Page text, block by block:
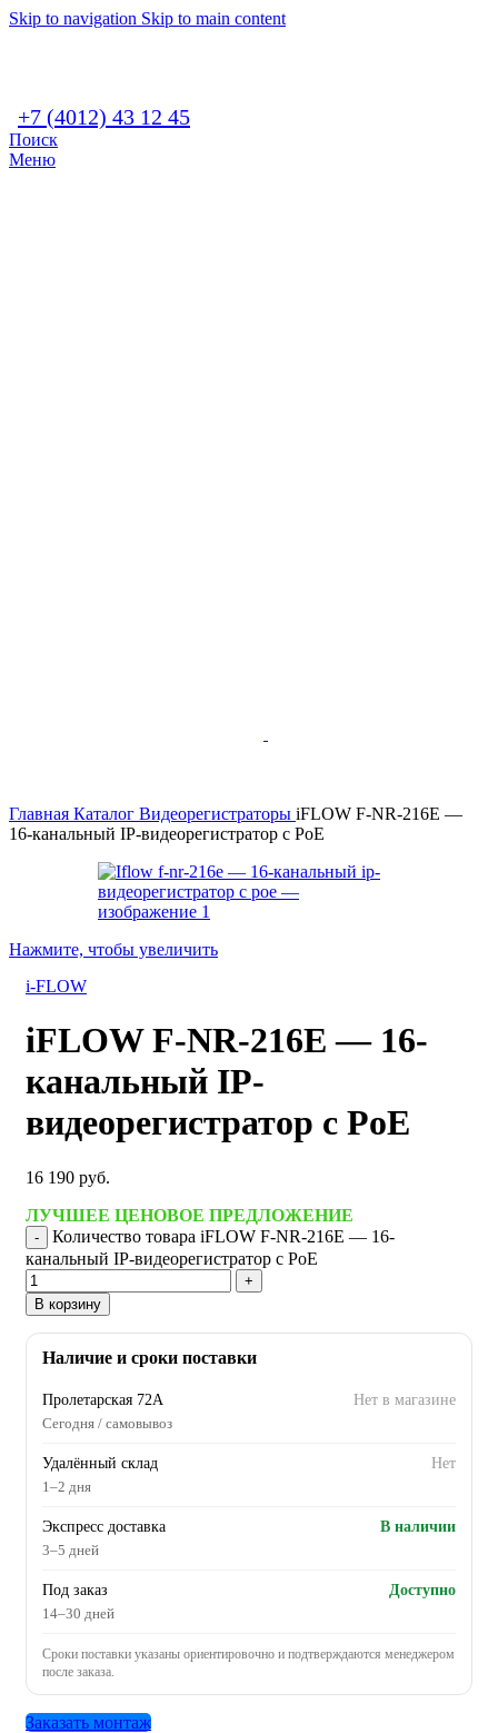
Skip to navigation Skip to main content
+7 (4012) 43 12 45
Поиск
Меню
Главная Каталог Видеорегистраторы iFLOW F-NR-216E —
16-канальный IP-видеорегистратор с PoE
Нажмите, чтобы увеличить
i-FLOW
iFLOW F-NR-216E — 16-
канальный IP-
видеорегистратор с PoE
16 190 руб.
ЛУЧШЕЕ ЦЕНОВОЕ ПРЕДЛОЖЕНИЕ
Количество товара iFLOW F-NR-216E — 16-
канальный IP-видеорегистратор с PoE
В корзину
Наличие и сроки поставки
Пролетарская 72А
Нет в магазине
Сегодня / самовывоз
Удалённый склад
Нет
1–2 дня
Экспресс доставка
В наличии
3–5 дней
Под заказ
Доступно
14–30 дней
Сроки поставки указаны ориентировочно и подтверждаются менеджером
после заказа.
Заказать монтаж